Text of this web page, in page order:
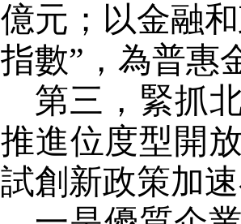
億元；以金融
指數” ，為普
第三，緊抓
推進位度型開
試創新政策加